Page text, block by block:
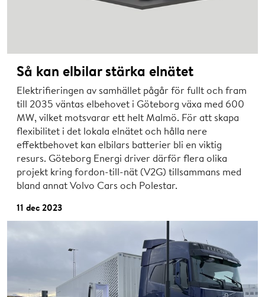
Så kan elbilar stärka elnätet
Elektrifieringen av samhället pågår för fullt och fram
till 2035 väntas elbehovet i Göteborg växa med 600
MW, vilket motsvarar ett helt Malmö. För att skapa
flexibilitet i det lokala elnätet och hålla nere
effektbehovet kan elbilars batterier bli en viktig
resurs. Göteborg Energi driver därför flera olika
projekt kring fordon-till-nät (V2G) tillsammans med
bland annat Volvo Cars och Polestar.
11 dec 2023